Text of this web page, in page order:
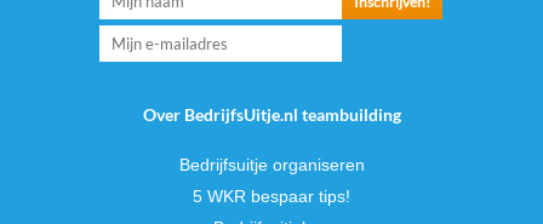
Over BedrijfsUitje.nl teambuilding
Bedrijfsuitje organiseren
5 WKR bespaar tips!